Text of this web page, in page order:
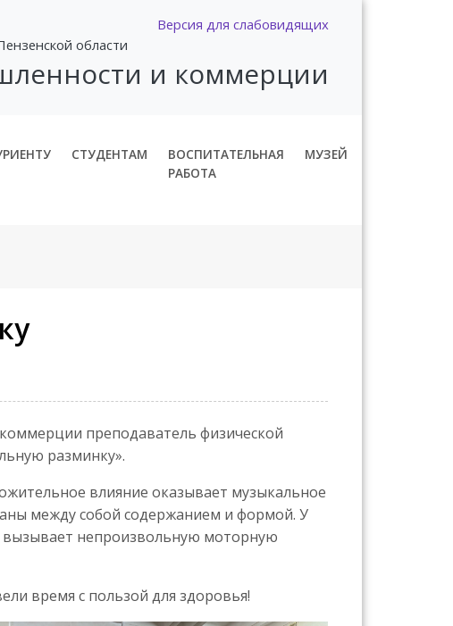
Версия для слабовидящих
области
и коммерции
СТУДЕНТАМ
ВОСПИТАТЕЛЬНАЯ
РАБОТА
МУЗЕЙ
преподаватель физической
разминку».
влияние оказывает музыкальное
между собой содержанием и формой. У
вызывает непроизвольную моторную
время с пользой для здоровья!